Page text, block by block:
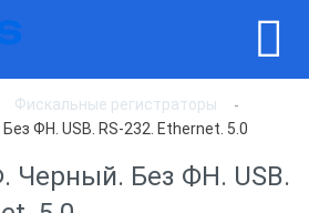
Фискальные регистраторы
ФН. USB. RS-232. Ethernet. 5.0
Черный. Без ФН. USB.